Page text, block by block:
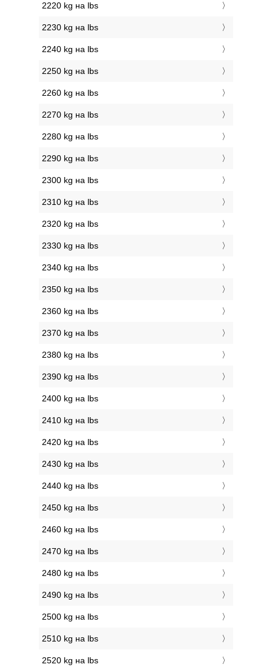
2220 kg на lbs
2230 kg на lbs
2240 kg на lbs
2250 kg на lbs
2260 kg на lbs
2270 kg на lbs
2280 kg на lbs
2290 kg на lbs
2300 kg на lbs
2310 kg на lbs
2320 kg на lbs
2330 kg на lbs
2340 kg на lbs
2350 kg на lbs
2360 kg на lbs
2370 kg на lbs
2380 kg на lbs
2390 kg на lbs
2400 kg на lbs
2410 kg на lbs
2420 kg на lbs
2430 kg на lbs
2440 kg на lbs
2450 kg на lbs
2460 kg на lbs
2470 kg на lbs
2480 kg на lbs
2490 kg на lbs
2500 kg на lbs
2510 kg на lbs
2520 kg на lbs